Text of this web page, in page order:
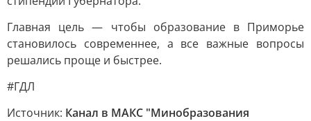
Главная цель — чтобы образование в Приморье
становилось современнее, а все важные вопросы
решались проще и быстрее.
#ГДЛ
Источник: Канал в МАКС "Минобразования